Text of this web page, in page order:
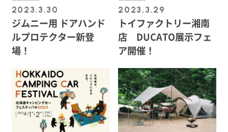
2023.3.30
ジムニー用 ドアハンド
ルプロテクター新登
場！
2023.3.29
トイファクトリー湘南
店 DUCATO展示フェ
ア開催！